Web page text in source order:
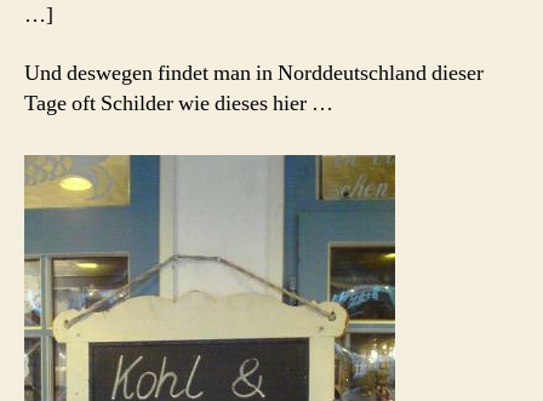
…]
Und deswegen findet man in Norddeutschland dieser
Tage oft Schilder wie dieses hier …